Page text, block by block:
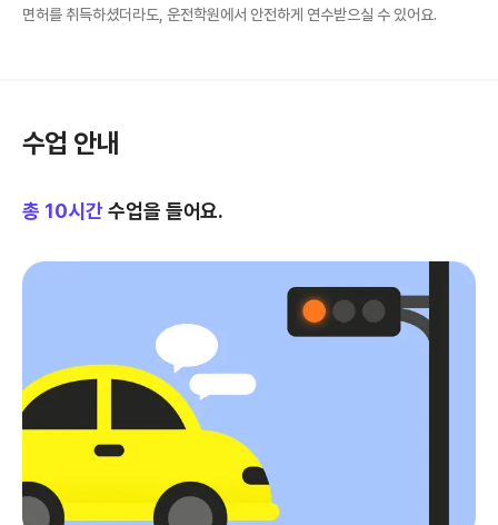
면허를 취득하셨더라도, 운전학원에서 안전하게 연수받으실 수 있어요.
수업 안내
총 10시간 수업을 들어요.